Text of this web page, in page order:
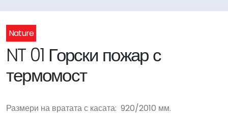
Nature
NT 01 Горски пожар с
термомост
Размери на вратата с касата: 920/2010 мм.